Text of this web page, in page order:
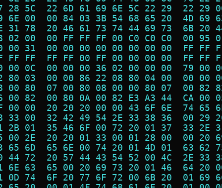
28 5C  22 6D 61 69 6E 5C 22 29  22
6E 00  00 84 03 3B 54 68 65 20  4D
31 78  20 46 61 73 74 44 69 73  6B
02 00  00 FF FF FF 00 C0 C0 C0  00
00 31  00 00 00 00 00 00 00 00  FF
FF FF  FF FF 00 FF 00 00 00 00  FF
00 0C  00 00 00 36 02 00 00 00  79
80 03  00 00 86 22 08 80 04 00  00
00 80  07 00 80 08 00 00 80 07  00
00 82  00 80 0A 00 82 E3 A3 44  CA
00 00  20 20 20 00 00 43 6F 6E  74
33 00  32 42 49 54 2E 33 38 36  00
2B 01  35 46 6F 00 72 20 01 37  33
00 2E  20 20 01 33 00 01 28 00  00
65 6D  65 6E 00 74 20 01 4D 01  63
44 72  20 57 44 43 54 52 00 4C  2E
6E 63  65 00 20 69 73 20 01 46  64
0D 74  6F 20 77 6F 72 00 6B 20  01